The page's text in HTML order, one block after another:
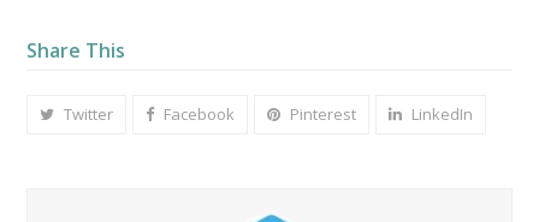
Share This
Twitter Facebook Pinterest LinkedIn